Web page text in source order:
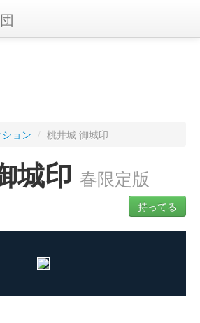
ョン / 桃井城 御城印
城印 春限定版
持ってる